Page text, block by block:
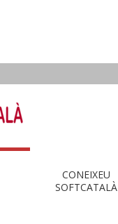
CONEIXEU
SOFTCATALÀ